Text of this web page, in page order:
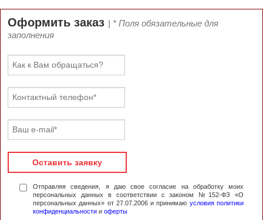
Оформить заказ | * Поля обязательные для
заполнения
Оставить заявку
Отправляя сведения, я даю свое согласие на обработку моих
персональных данных в соответствии с законом №152-ФЗ «О
персональных данных» от 27.07.2006 и принимаю условия политики
конфиденциальности и оферты